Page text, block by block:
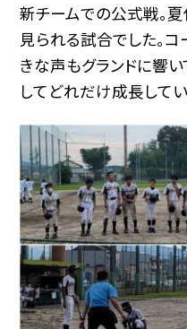
新チームでの公式戦。
見られる試合でした。
きな声もグランドに響い
してどれだけ成長して